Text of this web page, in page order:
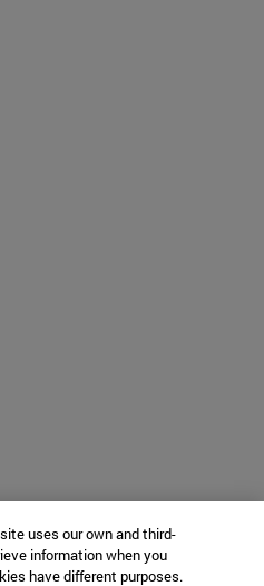
uses our own and third-
information when you
have different purposes.